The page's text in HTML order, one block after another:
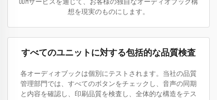
ODMサービスを通じて、お客様の独自なオーディオブック構
想を現実のものにします。
すべてのユニットに対する包括的な品質検査
各オーディオブックは個別にテストされます。当社の品質
管理部門では、すべてのボタンをチェックし、音声の同期
と内容を確認し、印刷品質を検査し、全体的な構造をテス